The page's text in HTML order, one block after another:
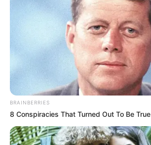
BRAINBERRIES
8 Conspiracies That Turned Out To Be True